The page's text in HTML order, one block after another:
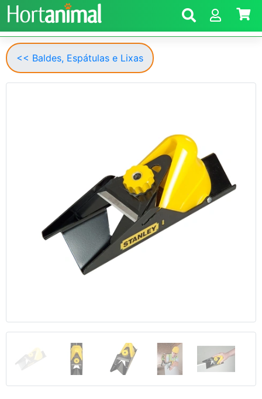
<< Baldes, Espátulas e Lixas
Anterior